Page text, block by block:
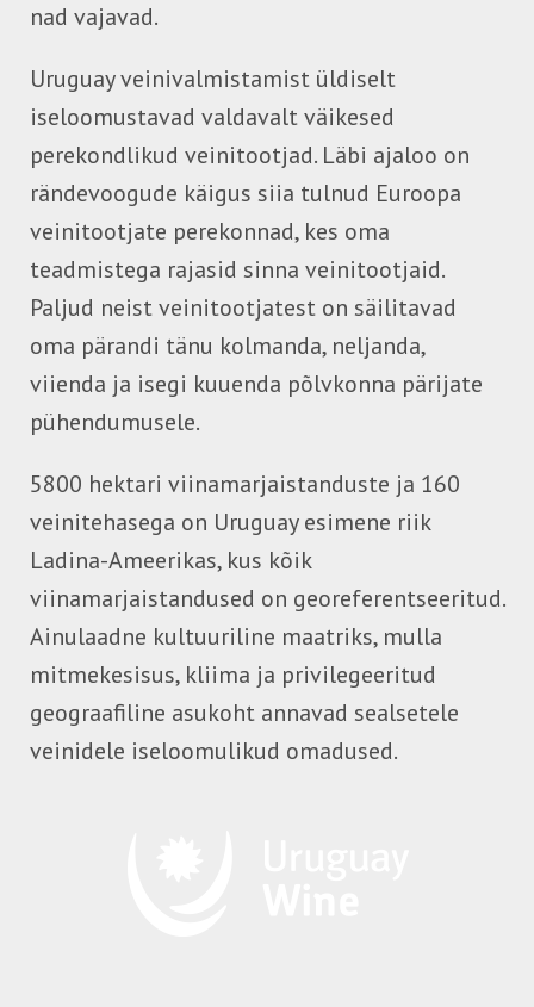
nad vajavad.
Uruguay veinivalmistamist üldiselt
iseloomustavad valdavalt väikesed
perekondlikud veinitootjad. Läbi ajaloo on
rändevoogude käigus siia tulnud Euroopa
veinitootjate perekonnad, kes oma
teadmistega rajasid sinna veinitootjaid.
Paljud neist veinitootjatest on säilitavad
oma pärandi tänu kolmanda, neljanda,
viienda ja isegi kuuenda põlvkonna pärijate
pühendumusele.
5800 hektari viinamarjaistanduste ja 160
veinitehasega on Uruguay esimene riik
Ladina-Ameerikas, kus kõik
viinamarjaistandused on georeferentseeritud.
Ainulaadne kultuuriline maatriks, mulla
mitmekesisus, kliima ja privilegeeritud
geograafiline asukoht annavad sealsetele
veinidele iseloomulikud omadused.